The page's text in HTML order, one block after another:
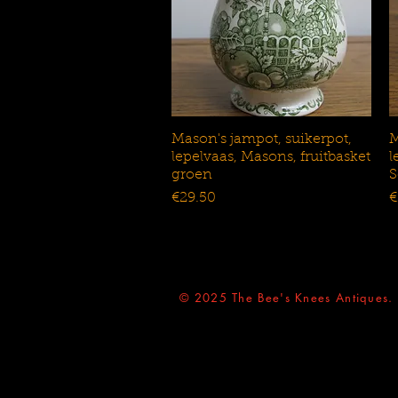
Snel overzicht
Mason's jampot, suikerpot,
lepelvaas, Masons, fruitbasket
groen
Prijs
€29.50
© 2025 The Bee's Knees Antiques.